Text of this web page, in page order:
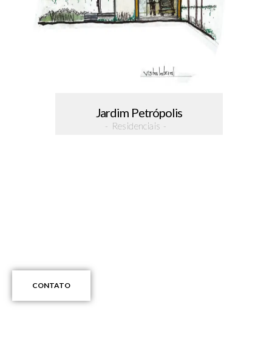
Jardim Petrópolis
- Residenciais -
CONTATO